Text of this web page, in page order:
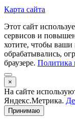
Карта сайта
Этот сайт
сервисов и
хотите, чтобы ваши
обрабатывались,
браузере. Политика
×
На сайте
Яндекс.Метрика.
Принимаю